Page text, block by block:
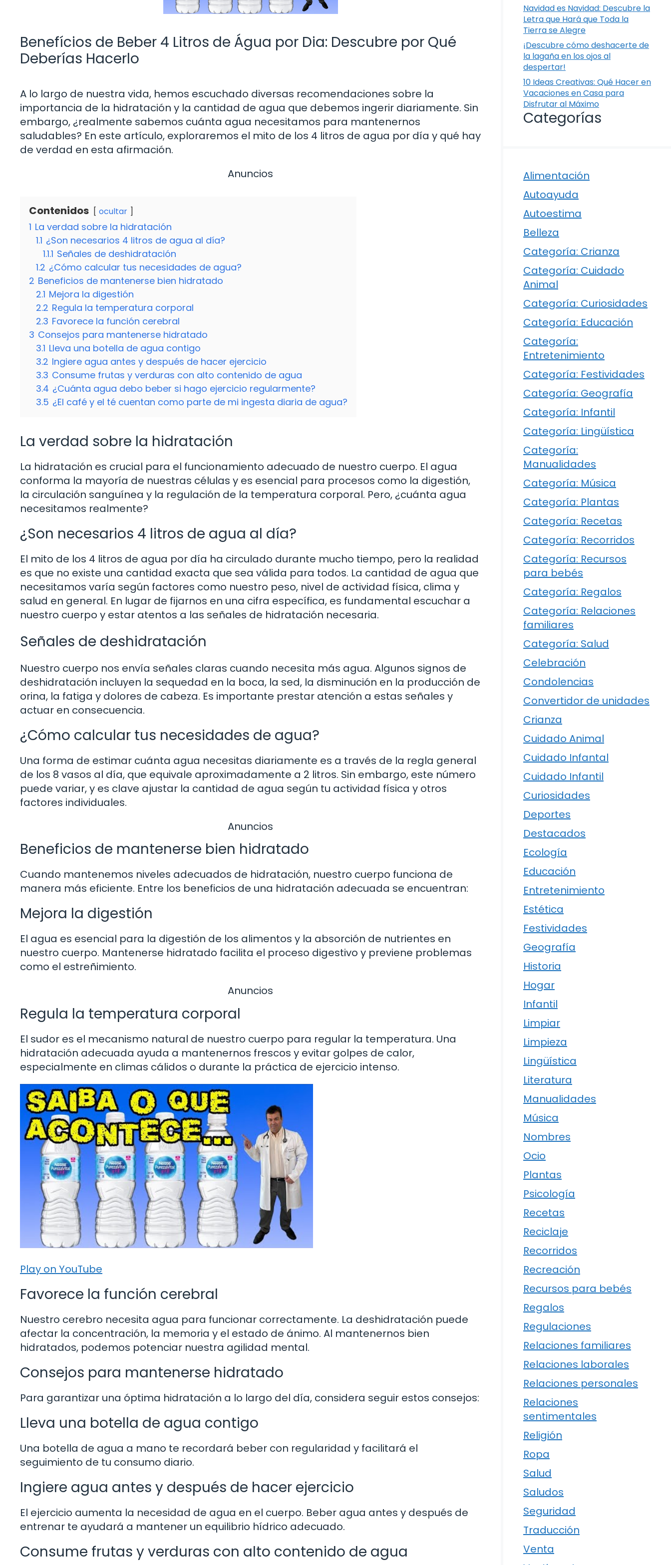
Benefícios de Beber 4 Litros de Água por Dia: Descubre por Qué
Deberías Hacerlo
A lo largo de nuestra vida, hemos escuchado diversas recomendaciones sobre la
importancia de la hidratación y la cantidad de agua que debemos ingerir diariamente. Sin
embargo, ¿realmente sabemos cuánta agua necesitamos para mantenernos
saludables? En este artículo, exploraremos el mito de los 4 litros de agua por día y qué hay
de verdad en esta afirmación.
Anuncios
Contenidos ocultar
1 La verdad sobre la hidratación
1.1 ¿Son necesarios 4 litros de agua al día?
1.1.1 Señales de deshidratación
1.2 ¿Cómo calcular tus necesidades de agua?
2 Beneficios de mantenerse bien hidratado
2.1 Mejora la digestión
2.2 Regula la temperatura corporal
2.3 Favorece la función cerebral
3 Consejos para mantenerse hidratado
3.1 Lleva una botella de agua contigo
3.2 Ingiere agua antes y después de hacer ejercicio
3.3 Consume frutas y verduras con alto contenido de agua
3.4 ¿Cuánta agua debo beber si hago ejercicio regularmente?
3.5 ¿El café y el té cuentan como parte de mi ingesta diaria de agua?
La verdad sobre la hidratación
La hidratación es crucial para el funcionamiento adecuado de nuestro cuerpo. El agua
conforma la mayoría de nuestras células y es esencial para procesos como la digestión,
la circulación sanguínea y la regulación de la temperatura corporal. Pero, ¿cuánta agua
necesitamos realmente?
¿Son necesarios 4 litros de agua al día?
El mito de los 4 litros de agua por día ha circulado durante mucho tiempo, pero la realidad
es que no existe una cantidad exacta que sea válida para todos. La cantidad de agua que
necesitamos varía según factores como nuestro peso, nivel de actividad física, clima y
salud en general. En lugar de fijarnos en una cifra específica, es fundamental escuchar a
nuestro cuerpo y estar atentos a las señales de hidratación necesaria.
Señales de deshidratación
Nuestro cuerpo nos envía señales claras cuando necesita más agua. Algunos signos de
deshidratación incluyen la sequedad en la boca, la sed, la disminución en la producción de
orina, la fatiga y dolores de cabeza. Es importante prestar atención a estas señales y
actuar en consecuencia.
¿Cómo calcular tus necesidades de agua?
Una forma de estimar cuánta agua necesitas diariamente es a través de la regla general
de los 8 vasos al día, que equivale aproximadamente a 2 litros. Sin embargo, este número
puede variar, y es clave ajustar la cantidad de agua según tu actividad física y otros
factores individuales.
Anuncios
Beneficios de mantenerse bien hidratado
Cuando mantenemos niveles adecuados de hidratación, nuestro cuerpo funciona de
manera más eficiente. Entre los beneficios de una hidratación adecuada se encuentran:
Mejora la digestión
El agua es esencial para la digestión de los alimentos y la absorción de nutrientes en
nuestro cuerpo. Mantenerse hidratado facilita el proceso digestivo y previene problemas
como el estreñimiento.
Anuncios
Regula la temperatura corporal
El sudor es el mecanismo natural de nuestro cuerpo para regular la temperatura. Una
hidratación adecuada ayuda a mantenernos frescos y evitar golpes de calor,
especialmente en climas cálidos o durante la práctica de ejercicio intenso.
Play on YouTube
Favorece la función cerebral
Nuestro cerebro necesita agua para funcionar correctamente. La deshidratación puede
afectar la concentración, la memoria y el estado de ánimo. Al mantenernos bien
hidratados, podemos potenciar nuestra agilidad mental.
Consejos para mantenerse hidratado
Para garantizar una óptima hidratación a lo largo del día, considera seguir estos consejos:
Lleva una botella de agua contigo
Una botella de agua a mano te recordará beber con regularidad y facilitará el
seguimiento de tu consumo diario.
Ingiere agua antes y después de hacer ejercicio
El ejercicio aumenta la necesidad de agua en el cuerpo. Beber agua antes y después de
entrenar te ayudará a mantener un equilibrio hídrico adecuado.
Consume frutas y verduras con alto contenido de agua
Navidad es Navidad: Descubre la
Letra que Hará que Toda la
Tierra se Alegre
¡Descubre cómo deshacerte de
la lagaña en los ojos al
despertar!
10 Ideas Creativas: Qué Hacer en
Vacaciones en Casa para
Disfrutar al Máximo
Categorías
Alimentación
Autoayuda
Autoestima
Belleza
Categoría: Crianza
Categoría: Cuidado
Animal
Categoría: Curiosidades
Categoría: Educación
Categoría:
Entretenimiento
Categoría: Festividades
Categoría: Geografía
Categoría: Infantil
Categoría: Lingüística
Categoría:
Manualidades
Categoría: Música
Categoría: Plantas
Categoría: Recetas
Categoría: Recorridos
Categoría: Recursos
para bebés
Categoría: Regalos
Categoría: Relaciones
familiares
Categoría: Salud
Celebración
Condolencias
Convertidor de unidades
Crianza
Cuidado Animal
Cuidado Infantal
Cuidado Infantil
Curiosidades
Deportes
Destacados
Ecología
Educación
Entretenimiento
Estética
Festividades
Geografía
Historia
Hogar
Infantil
Limpiar
Limpieza
Lingüística
Literatura
Manualidades
Música
Nombres
Ocio
Plantas
Psicología
Recetas
Reciclaje
Recorridos
Recreación
Recursos para bebés
Regalos
Regulaciones
Relaciones familiares
Relaciones laborales
Relaciones personales
Relaciones
sentimentales
Religión
Ropa
Salud
Saludos
Seguridad
Traducción
Venta